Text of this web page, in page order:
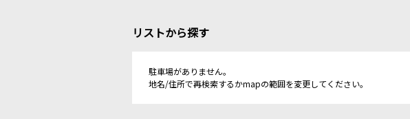
リストから探す
駐車場がありません。
地名/住所で再検索するかmapの範囲を変更してください。